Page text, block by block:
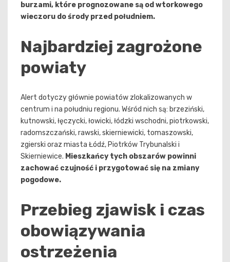
burzami, które prognozowane są od wtorkowego
wieczoru do środy przed południem.
Najbardziej zagrożone
powiaty
Alert dotyczy głównie powiatów zlokalizowanych w
centrum i na południu regionu. Wśród nich są: brzeziński,
kutnowski, łęczycki, łowicki, łódzki wschodni, piotrkowski,
radomszczański, rawski, skierniewicki, tomaszowski,
zgierski oraz miasta Łódź, Piotrków Trybunalski i
Skierniewice. Mieszkańcy tych obszarów powinni
zachować czujność i przygotować się na zmiany
pogodowe.
Przebieg zjawisk i czas
obowiązywania
ostrzeżenia